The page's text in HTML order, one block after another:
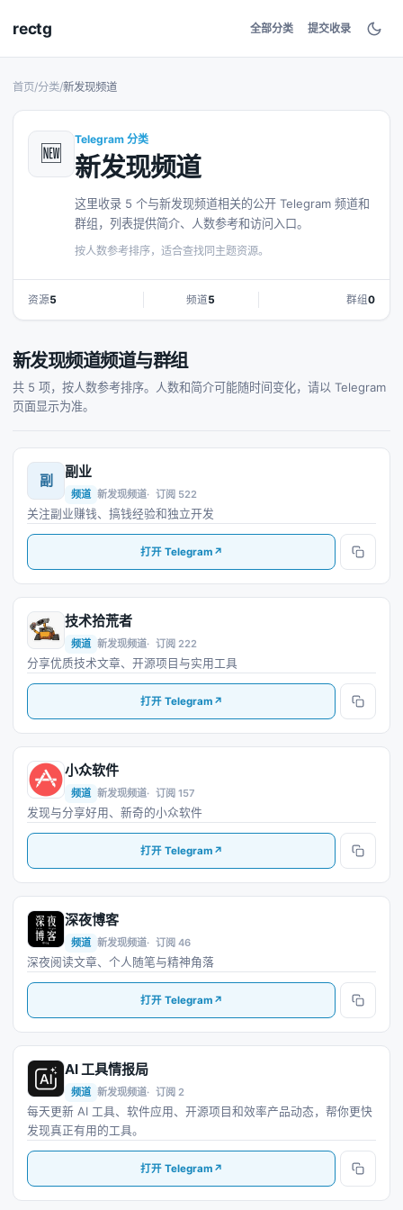
rectg 全部分类 提交收录
首页/分类/新发现频道
🆕
Telegram 分类
新发现频道
这里收录 5 个与新发现频道相关的公开 Telegram 频道和
群组，列表提供简介、人数参考和访问入口。
按人数参考排序，适合查找同主题资源。
资源5 频道5 群组0
新发现频道频道与群组
共 5 项，按人数参考排序。人数和简介可能随时间变化，请以 Telegram
页面显示为准。
副
副业
频道 新发现频道 订阅 522
关注副业赚钱、搞钱经验和独立开发
打开 Telegram ↗
技
技术拾荒者
频道 新发现频道 订阅 222
分享优质技术文章、开源项目与实用工具
打开 Telegram ↗
小
小众软件
频道 新发现频道 订阅 157
发现与分享好用、新奇的小众软件
打开 Telegram ↗
深
深夜博客
频道 新发现频道 订阅 46
深夜阅读文章、个人随笔与精神角落
打开 Telegram ↗
A
AI 工具情报局
频道 新发现频道 订阅 2
每天更新 AI 工具、软件应用、开源项目和效率产品动态，帮你更快
发现真正有用的工具。
打开 Telegram ↗